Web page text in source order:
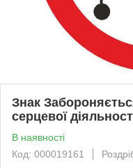
Знак
серцевої
В наявності
Код: 000019161